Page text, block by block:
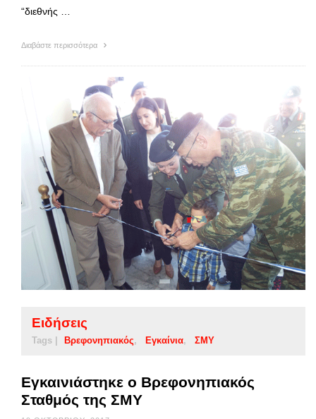
“διεθνής …
Διαβάστε περισσότερα
Ειδήσεις
Tags | Βρεφονηπιακός Εγκαίνια ΣΜΥ
Εγκαινιάστηκε ο Βρεφονηπιακός
Σταθμός της ΣΜΥ